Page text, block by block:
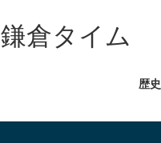
鎌倉タイム
歴史